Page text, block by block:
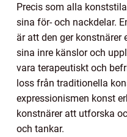
Precis som alla
sina för- och nackdelar.
är att den ger
sina inre känslor och
vara terapeutiskt och
loss från traditionella
expressionismen konst
konstnärer att utforska
och tankar.